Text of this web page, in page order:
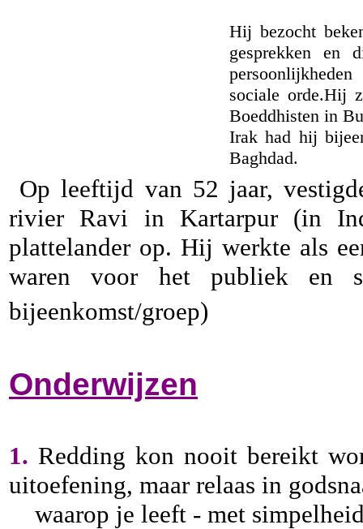
Hij bezocht
gesprekken en
sociale orde.Hij
Boeddhisten in
Irak had hij
Baghdad.
Op leeftijd van 52 jaar,
rivier Ravi in Kartarpur (in
plattelander op. Hij werkte als
waren voor het publiek en
bijeenkomst/groep)
Onderwijzen
1. Redding kon nooit bereikt
uitoefening, maar relaas in
waarop je leeft - met